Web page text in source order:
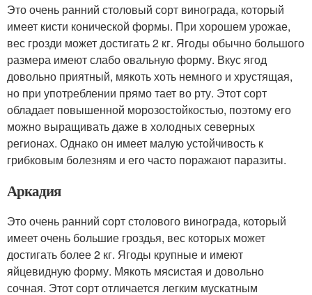
Это очень ранний столовый сорт винограда, который
имеет кисти конической формы. При хорошем урожае,
вес грозди может достигать 2 кг. Ягоды обычно большого
размера имеют слабо овальную форму. Вкус ягод
довольно приятный, мякоть хоть немного и хрустящая,
но при употреблении прямо тает во рту. Этот сорт
обладает повышенной морозостойкостью, поэтому его
можно выращивать даже в холодных северных
регионах. Однако он имеет малую устойчивость к
грибковым болезням и его часто поражают паразиты.
Аркадия
Это очень ранний сорт столового винограда, который
имеет очень большие гроздья, вес которых может
достигать более 2 кг. Ягоды крупные и имеют
яйцевидную форму. Мякоть мясистая и довольно
сочная. Этот сорт отличается легким мускатным